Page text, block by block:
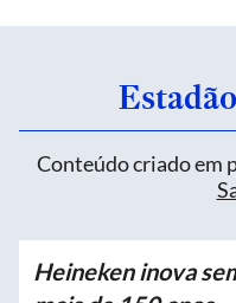
Conteúdo criado em
Heineken inova